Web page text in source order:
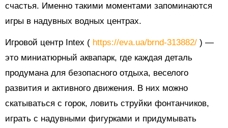
счастья. Именно такими моментами запоминаются
игры в надувных водных центрах.
Игровой центр Intex ( https://eva.ua/brnd-313882/ ) —
это миниатюрный аквапарк, где каждая деталь
продумана для безопасного отдыха, веселого
развития и активного движения. В них можно
скатываться с горок, ловить струйки фонтанчиков,
играть с надувными фигурками и придумывать